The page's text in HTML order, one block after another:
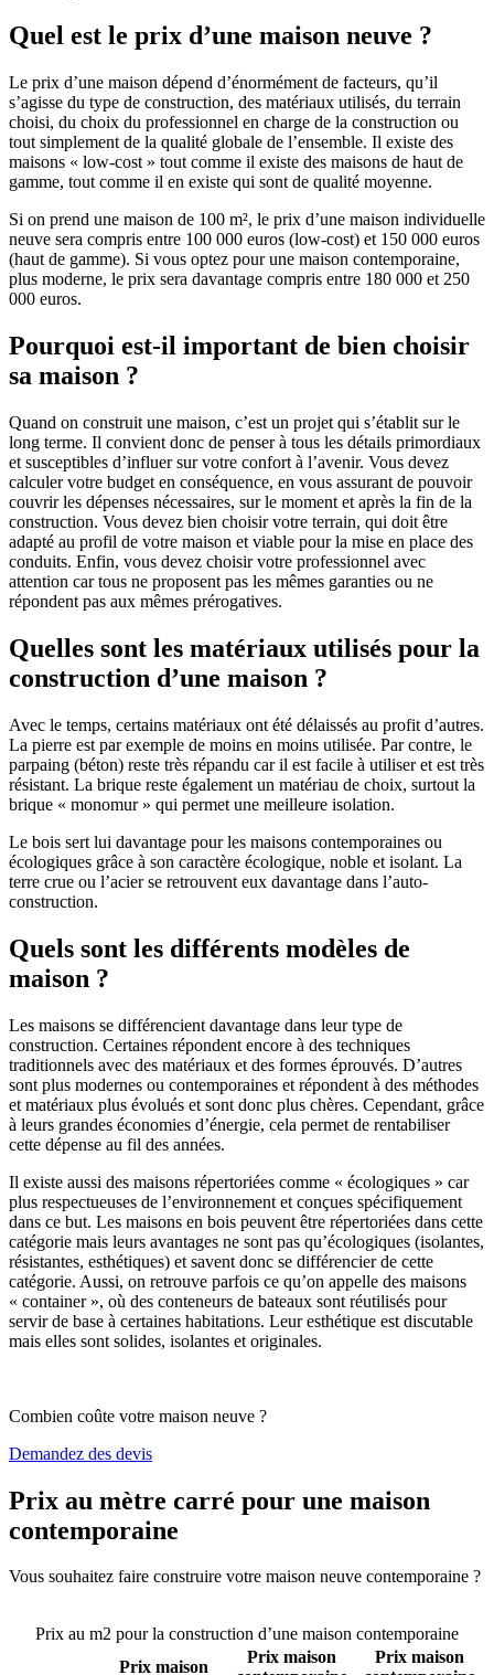
Quel est le prix d’une maison neuve ?
Le prix d’une maison dépend d’énormément de facteurs, qu’il
s’agisse du type de construction, des matériaux utilisés, du terrain
choisi, du choix du professionnel en charge de la construction ou
tout simplement de la qualité globale de l’ensemble. Il existe des
maisons « low-cost » tout comme il existe des maisons de haut de
gamme, tout comme il en existe qui sont de qualité moyenne.
Si on prend une maison de 100 m², le prix d’une maison individuelle
neuve sera compris entre 100 000 euros (low-cost) et 150 000 euros
(haut de gamme). Si vous optez pour une maison contemporaine,
plus moderne, le prix sera davantage compris entre 180 000 et 250
000 euros.
Pourquoi est-il important de bien choisir
sa maison ?
Quand on construit une maison, c’est un projet qui s’établit sur le
long terme. Il convient donc de penser à tous les détails primordiaux
et susceptibles d’influer sur votre confort à l’avenir. Vous devez
calculer votre budget en conséquence, en vous assurant de pouvoir
couvrir les dépenses nécessaires, sur le moment et après la fin de la
construction. Vous devez bien choisir votre terrain, qui doit être
adapté au profil de votre maison et viable pour la mise en place des
conduits. Enfin, vous devez choisir votre professionnel avec
attention car tous ne proposent pas les mêmes garanties ou ne
répondent pas aux mêmes prérogatives.
Quelles sont les matériaux utilisés pour la
construction d’une maison ?
Avec le temps, certains matériaux ont été délaissés au profit d’autres.
La pierre est par exemple de moins en moins utilisée. Par contre, le
parpaing (béton) reste très répandu car il est facile à utiliser et est très
résistant. La brique reste également un matériau de choix, surtout la
brique « monomur » qui permet une meilleure isolation.
Le bois sert lui davantage pour les maisons contemporaines ou
écologiques grâce à son caractère écologique, noble et isolant. La
terre crue ou l’acier se retrouvent eux davantage dans l’auto-
construction.
Quels sont les différents modèles de
maison ?
Les maisons se différencient davantage dans leur type de
construction. Certaines répondent encore à des techniques
traditionnels avec des matériaux et des formes éprouvés. D’autres
sont plus modernes ou contemporaines et répondent à des méthodes
et matériaux plus évolués et sont donc plus chères. Cependant, grâce
à leurs grandes économies d’énergie, cela permet de rentabiliser
cette dépense au fil des années.
Il existe aussi des maisons répertoriées comme « écologiques » car
plus respectueuses de l’environnement et conçues spécifiquement
dans ce but. Les maisons en bois peuvent être répertoriées dans cette
catégorie mais leurs avantages ne sont pas qu’écologiques (isolantes,
résistantes, esthétiques) et savent donc se différencier de cette
catégorie. Aussi, on retrouve parfois ce qu’on appelle des maisons
« container », où des conteneurs de bateaux sont réutilisés pour
servir de base à certaines habitations. Leur esthétique est discutable
mais elles sont solides, isolantes et originales.
Combien coûte votre maison neuve ?
Demandez des devis
Prix au mètre carré pour une maison
contemporaine
Vous souhaitez faire construire votre maison neuve contemporaine ?
Prix au m2 pour la construction d’une maison contemporaine
Prix maison
Prix maison
Prix maison